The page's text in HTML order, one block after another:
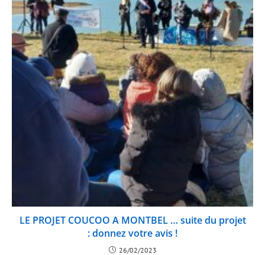
LE PROJET COUCOO A MONTBEL … suite du projet
: donnez votre avis !
26/02/2023